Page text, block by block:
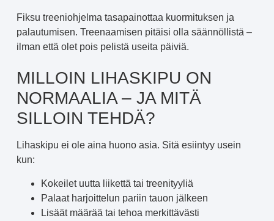
Fiksu treeniohjelma tasapainottaa kuormituksen ja
palautumisen. Treenaamisen pitäisi olla säännöllistä –
ilman että olet pois pelistä useita päiviä.
MILLOIN LIHASKIPU ON
NORMAALIA – JA MITÄ
SILLOIN TEHDÄ?
Lihaskipu ei ole aina huono asia. Sitä esiintyy usein
kun:
Kokeilet uutta liikettä tai treenityyliä
Palaat harjoittelun pariin tauon jälkeen
Lisäät määrää tai tehoa merkittävästi